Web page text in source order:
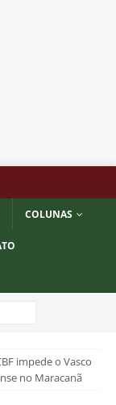
COLUNAS
impede o Vasco
no Maracanã